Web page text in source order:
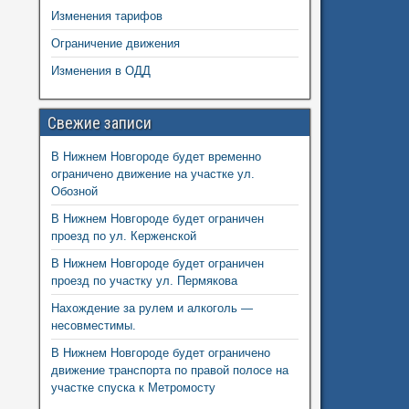
Изменения тарифов
Ограничение движения
Изменения в ОДД
Свежие записи
В Нижнем Новгороде будет временно
ограничено движение на участке ул.
Обозной
В Нижнем Новгороде будет ограничен
проезд по ул. Керженской
В Нижнем Новгороде будет ограничен
проезд по участку ул. Пермякова
Нахождение за рулем и алкоголь —
несовместимы.
В Нижнем Новгороде будет ограничено
движение транспорта по правой полосе на
участке спуска к Метромосту